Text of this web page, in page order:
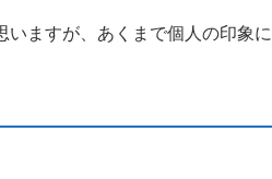
ますが、あくまで個人の印象